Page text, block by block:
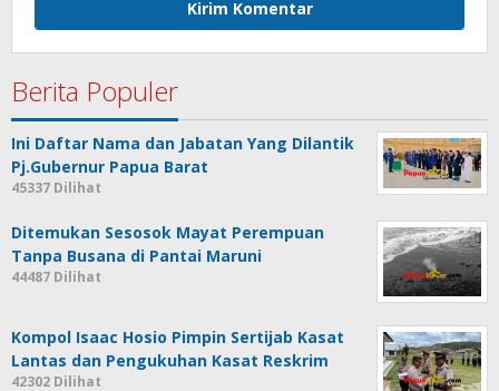
Berita Populer
Ini Daftar Nama dan Jabatan Yang Dilantik
Pj.Gubernur Papua Barat
45337 Dilihat
Ditemukan Sesosok Mayat Perempuan
Tanpa Busana di Pantai Maruni
44487 Dilihat
Kompol Isaac Hosio Pimpin Sertijab Kasat
Lantas dan Pengukuhan Kasat Reskrim
42302 Dilihat